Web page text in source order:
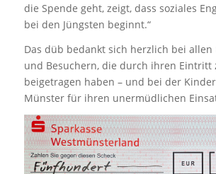
die Spende geht, zeigt, dass soziales
bei den Jüngsten beginnt.“
Das düb bedankt sich herzlich bei allen
und Besuchern, die durch ihren Eintritt
beigetragen haben – und bei der
Münster für ihren unermüdlichen